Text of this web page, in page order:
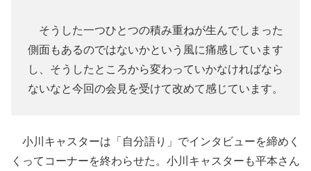
そうした一つひとつの積み重ねが生んでしまった
側面もあるのではないかという風に痛感しています
し、そうしたところから変わっていかなければなら
ないなと今回の会見を受けて改めて感じています。
小川キャスターは「自分語り」でインタビューを締めく
くってコーナーを終わらせた。小川キャスターも平本さん